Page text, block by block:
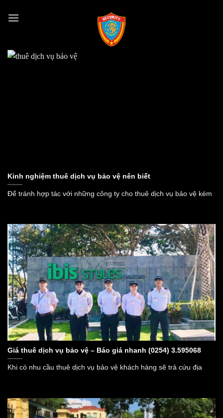
Kinh nghiệm thuê dịch vụ bảo vệ nên biết
Để tránh hợp tác với những công ty cho thuê dịch vụ bảo vệ kém
Giá thuê dịch vụ bảo vệ – Báo giá nhanh (0254) 3.595068
Khi có nhu cầu thuê dịch vụ bảo vệ khách hàng sẽ trả cứu địa